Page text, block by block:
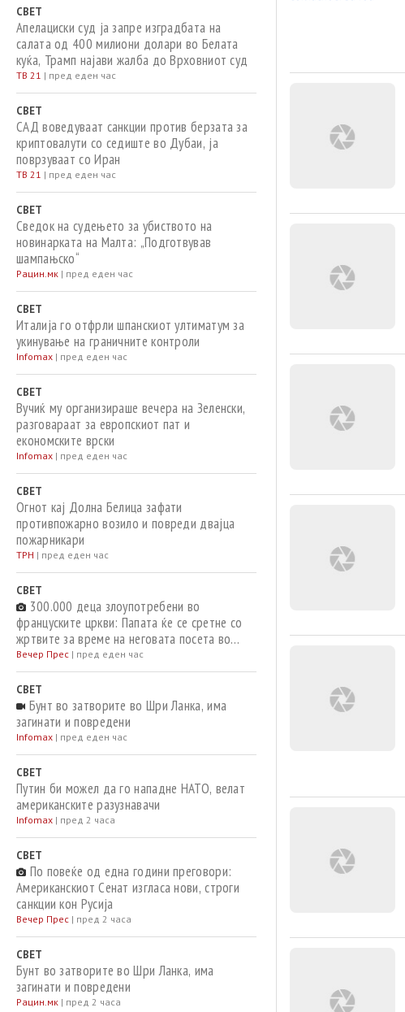
СВЕТ
Апелациски суд ја запре изградбата на
салата од 400 милиони долари во Белата
куќа, Трамп најави жалба до Врховниот суд
ТВ 21 | пред еден час
СВЕТ
САД воведуваат санкции против берзата за
криптовалути со седиште во Дубаи, ја
поврзуваат со Иран
ТВ 21 | пред еден час
СВЕТ
Сведок на судењето за убиството на
новинарката на Малта: „Подготвував
шампањско“
Рацин.мк | пред еден час
СВЕТ
Италија го отфрли шпанскиот ултиматум за
укинување на граничните контроли
Infomax | пред еден час
СВЕТ
Вучиќ му организираше вечера на Зеленски,
разговараат за европскиот пат и
економските врски
Infomax | пред еден час
СВЕТ
Огнот кај Долна Белица зафати
противпожарно возило и повреди двајца
пожарникари
ТРН | пред еден час
СВЕТ
300.000 деца злоупотребени во
француските цркви: Папата ќе се сретне со
жртвите за време на неговата посета во
септември
Вечер Прес | пред еден час
СВЕТ
Бунт во затворите во Шри Ланка, има
загинати и повредени
Infomax | пред еден час
СВЕТ
Путин би можел да го нападне НАТО, велат
американските разузнавачи
Infomax | пред 2 часа
СВЕТ
По повеќе од една години преговори:
Американскиот Сенат изгласа нови, строги
санкции кон Русија
Вечер Прес | пред 2 часа
СВЕТ
Бунт во затворите во Шри Ланка, има
загинати и повредени
Рацин.мк | пред 2 часа